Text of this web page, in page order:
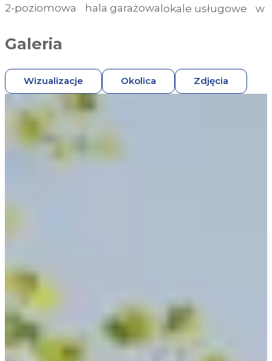
2-poziomowa hala garażowa lokale usługowe w
Galeria
Wizualizacje Okolica Zdjęcia